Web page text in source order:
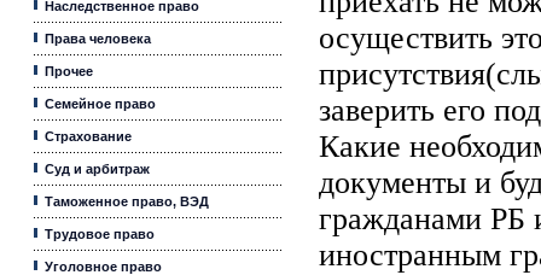
Наследственное право
Права человека
Прочее
Семейное право
Страхование
Суд и арбитраж
Таможенное право, ВЭД
Трудовое право
Уголовное право
осуществить
заверить его
Какие
документы и
гражданами РБ
иностранным